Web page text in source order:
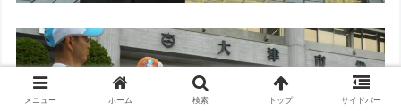
メニュー ホーム 検索 トップ サイドバー